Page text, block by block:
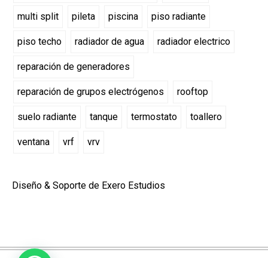
multi split pileta piscina piso radiante
piso techo radiador de agua radiador electrico
reparación de generadores
reparación de grupos electrógenos rooftop
suelo radiante tanque termostato toallero
ventana vrf vrv
Diseño & Soporte de Exero Estudios